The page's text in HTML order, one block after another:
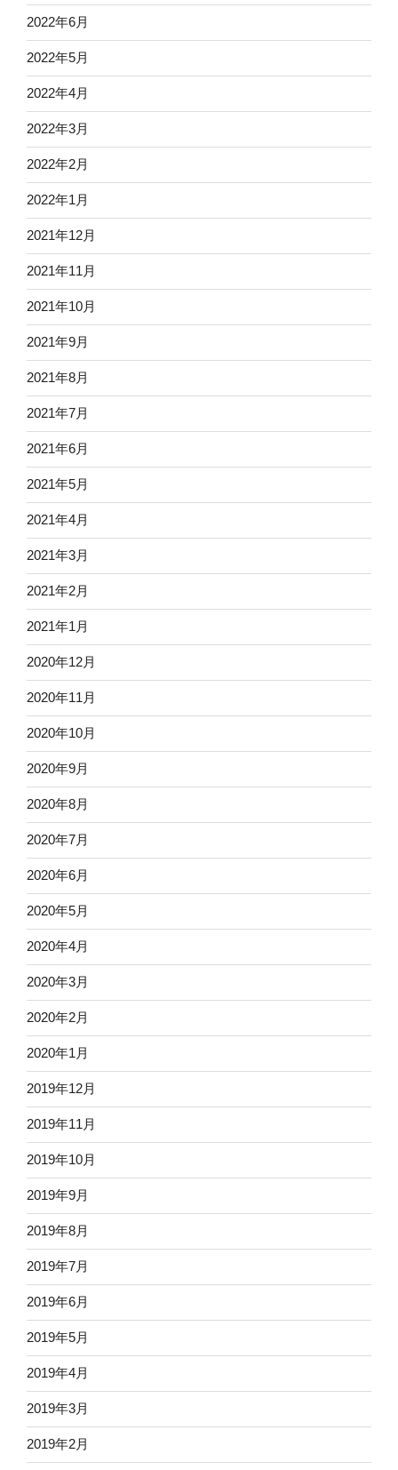
2022年6月
2022年5月
2022年4月
2022年3月
2022年2月
2022年1月
2021年12月
2021年11月
2021年10月
2021年9月
2021年8月
2021年7月
2021年6月
2021年5月
2021年4月
2021年3月
2021年2月
2021年1月
2020年12月
2020年11月
2020年10月
2020年9月
2020年8月
2020年7月
2020年6月
2020年5月
2020年4月
2020年3月
2020年2月
2020年1月
2019年12月
2019年11月
2019年10月
2019年9月
2019年8月
2019年7月
2019年6月
2019年5月
2019年4月
2019年3月
2019年2月